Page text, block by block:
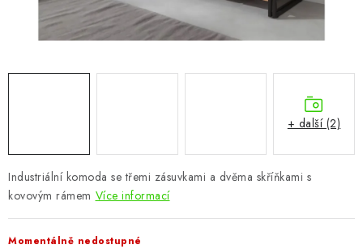
ZAHRADA
OSTATNÍ
VÝPRODEJ
Vše o nákupu Info
Reklamace a odstoupení od smlouvy
Industriální komoda se třemi zásuvkami a dvěma skříňkami s
kovovým rámem Více informací
Momentálně nedostupné
+ další (2)